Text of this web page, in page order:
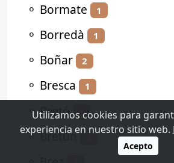
⚬ Bormate 1
⚬ Borredà 1
⚬ Boñar 2
⚬ Bresca 1
⚬Bretó 1
⚬Bretún 1
Utilizamos cookies para
experiencia en nuestro sitio web.
Acepto